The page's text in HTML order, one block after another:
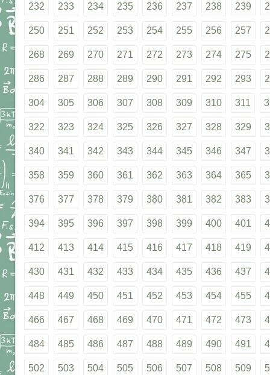
232 233 234 235 236 237 238 239
250 251 252 253 254 255 256 257
268 269 270 271 272 273 274 275
286 287 288 289 290 291 292 293
304 305 306 307 308 309 310 311
322 323 324 325 326 327 328 329
340 341 342 343 344 345 346 347
358 359 360 361 362 363 364 365
376 377 378 379 380 381 382 383
394 395 396 397 398 399 400 401
412 413 414 415 416 417 418 419
430 431 432 433 434 435 436 437
448 449 450 451 452 453 454 455
466 467 468 469 470 471 472 473
484 485 486 487 488 489 490 491
502 503 504 505 506 507 508 509